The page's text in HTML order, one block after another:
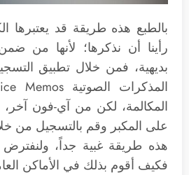
بالطبع هذه طريقة قد يعتبرها
رأينا أن نذكرها؛ لأنها من
بديهية، فمن خلال تطبيق
المكالمة، لكن من آي-فون
على المكبر وقم بالتسجيل من
هذه طريقة غبية جداً،
فكيف أقوم بذلك في الأماكن